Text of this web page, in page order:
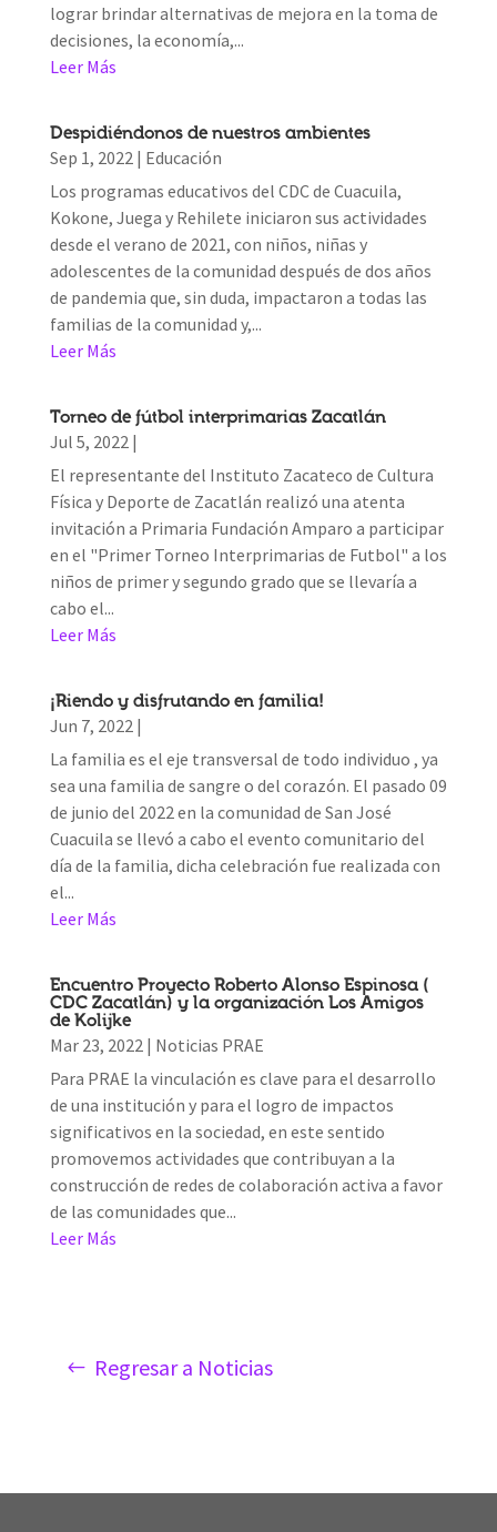
lograr brindar alternativas de mejora en la toma de
decisiones, la economía,...
Leer Más
Despidiéndonos de nuestros ambientes
Sep 1, 2022 | Educación
Los programas educativos del CDC de Cuacuila,
Kokone, Juega y Rehilete iniciaron sus actividades
desde el verano de 2021, con niños, niñas y
adolescentes de la comunidad después de dos años
de pandemia que, sin duda, impactaron a todas las
familias de la comunidad y,...
Leer Más
Torneo de fútbol interprimarias Zacatlán
Jul 5, 2022 |
El representante del Instituto Zacateco de Cultura
Física y Deporte de Zacatlán realizó una atenta
invitación a Primaria Fundación Amparo a participar
en el "Primer Torneo Interprimarias de Futbol" a los
niños de primer y segundo grado que se llevaría a
cabo el...
Leer Más
¡Riendo y disfrutando en familia!
Jun 7, 2022 |
La familia es el eje transversal de todo individuo , ya
sea una familia de sangre o del corazón. El pasado 09
de junio del 2022 en la comunidad de San José
Cuacuila se llevó a cabo el evento comunitario del
día de la familia, dicha celebración fue realizada con
el...
Leer Más
Encuentro Proyecto Roberto Alonso Espinosa (
CDC Zacatlán) y la organización Los Amigos
de Kolijke
Mar 23, 2022 | Noticias PRAE
Para PRAE la vinculación es clave para el desarrollo
de una institución y para el logro de impactos
significativos en la sociedad, en este sentido
promovemos actividades que contribuyan a la
construcción de redes de colaboración activa a favor
de las comunidades que...
Leer Más
Regresar a Noticias